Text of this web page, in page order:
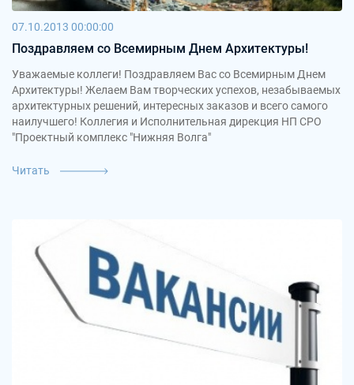
07.10.2013 00:00:00
Поздравляем со Всемирным Днем Архитектуры!
Уважаемые коллеги! Поздравляем Вас со Всемирным Днем
Архитектуры! Желаем Вам творческих успехов, незабываемых
архитектурных решений, интересных заказов и всего самого
наилучшего! Коллегия и Исполнительная дирекция НП СРО
"Проектный комплекс "Нижняя Волга"
Читать